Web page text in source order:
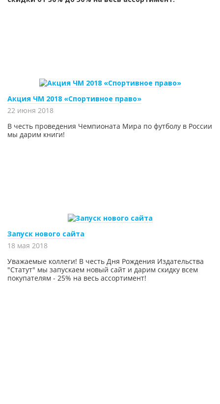
Акция ЧМ 2018 «Спортивное право»
22 июня 2018
В честь проведения Чемпионата Мира по футболу в России
мы дарим книги!
Запуск нового сайта
18 мая 2018
Уважаемые коллеги! В честь Дня Рождения Издательства
"Статут" мы запускаем новый сайт и дарим скидку всем
покупателям - 25% на весь ассортимент!